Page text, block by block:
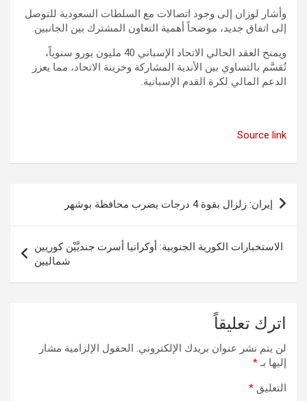
وأشار لوزان إلى وجود اتصالات مع السلطات السعودية للتوصل
إلى اتفاق جديد، موضحاً أهمية التعاون المشترك بين الجانبين.
ويمنح العقد الحالي الاتحاد الإسباني 40 مليون يورو سنوياً،
تُقسَّم بالتساوي بين الأندية المشاركة وخزينة الاتحاد، مما يعزز
الدعم المالي لكرة القدم الإسبانية.
Source link
تصفّح
المقالات
إيران: زلزال بقوة 4 درجات يضرب محافظة بوشهر
الاستخبارات الكورية الجنوبية: أوكرانيا أسرت جنديَّيْن كوريين
شماليين
اترك تعليقاً
لن يتم نشر عنوان بريدك الإلكتروني. الحقول الإلزامية مشار
إليها بـ*
التعليق *